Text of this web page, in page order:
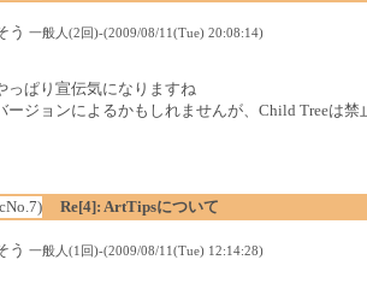
う 一般人(2回)-(2009/08/11(Tue) 20:08:14)
っぱり宣伝気になりますね
ージョンによるかもしれませんが、Child Treeは
Re[4]: ArtTipsについて
う 一般人(1回)-(2009/08/11(Tue) 12:14:28)